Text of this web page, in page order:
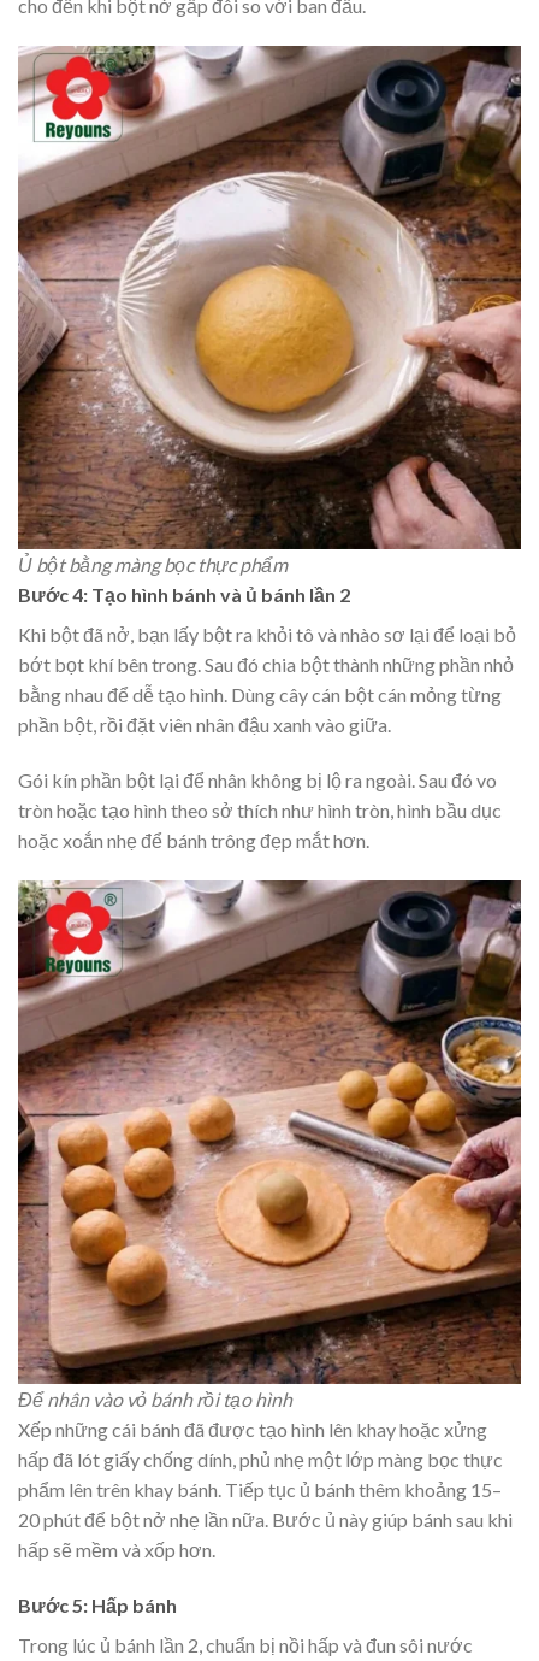
cho đến khi bột nở gấp đôi so với ban đầu.
Ủ bột bằng màng bọc thực phẩm
Bước 4: Tạo hình bánh và ủ bánh lần 2
Khi bột đã nở, bạn lấy bột ra khỏi tô và nhào sơ lại để loại bỏ
bớt bọt khí bên trong. Sau đó chia bột thành những phần nhỏ
bằng nhau để dễ tạo hình. Dùng cây cán bột cán mỏng từng
phần bột, rồi đặt viên nhân đậu xanh vào giữa.
Gói kín phần bột lại để nhân không bị lộ ra ngoài. Sau đó vo
tròn hoặc tạo hình theo sở thích như hình tròn, hình bầu dục
hoặc xoắn nhẹ để bánh trông đẹp mắt hơn.
Để nhân vào vỏ bánh rồi tạo hình
Xếp những cái bánh đã được tạo hình lên khay hoặc xửng
hấp đã lót giấy chống dính, phủ nhẹ một lớp màng bọc thực
phẩm lên trên khay bánh. Tiếp tục ủ bánh thêm khoảng 15–
20 phút để bột nở nhẹ lần nữa. Bước ủ này giúp bánh sau khi
hấp sẽ mềm và xốp hơn.
Bước 5: Hấp bánh
Trong lúc ủ bánh lần 2, chuẩn bị nồi hấp và đun sôi nước